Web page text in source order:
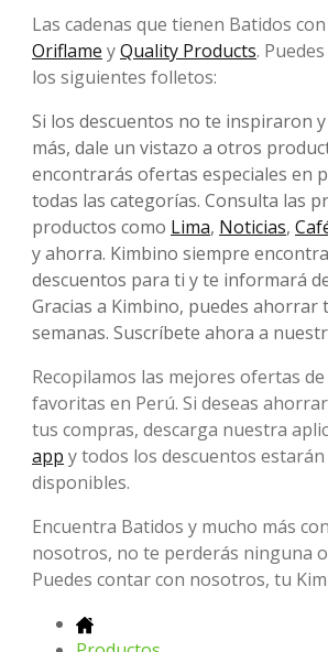
Las cadenas que tienen Batidos
Oriflame yQuality Products.
los siguientes folletos:
Si los descuentos no te inspiraron
más, dale un vistazo a otros
encontrarás ofertas especiales en
todas las categorías. Consulta las
productos como Lima, Noticias,
y ahorra. Kimbino siempre
descuentos para ti y te informará
Gracias a Kimbino, puedes ahorrar
semanas. Suscríbete ahora a
Recopilamos las mejores ofertas
favoritas en Perú. Si deseas
tus compras, descarga nuestra
app y todos los descuentos
disponibles.
Encuentra Batidos y mucho más
nosotros, no te perderás ninguna
Puedes contar con nosotros, tu